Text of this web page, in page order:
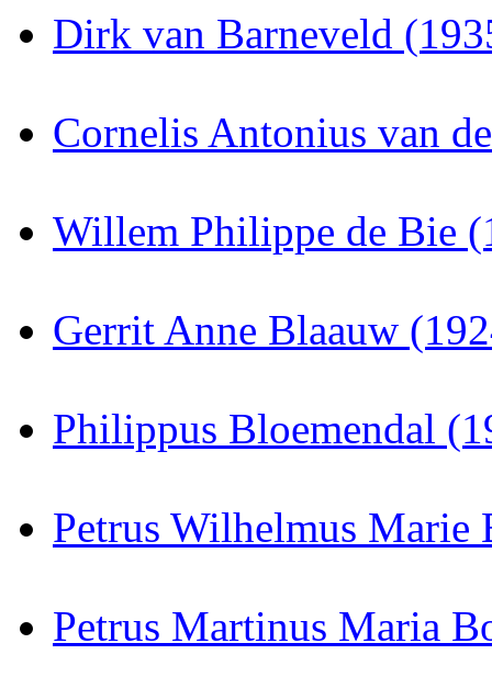
Dirk van Barneveld
Cornelis Antonius van
Willem Philippe de Bie
Gerrit Anne Blaauw
Philippus Bloemendal
Petrus Wilhelmus Marie
Petrus Martinus Maria